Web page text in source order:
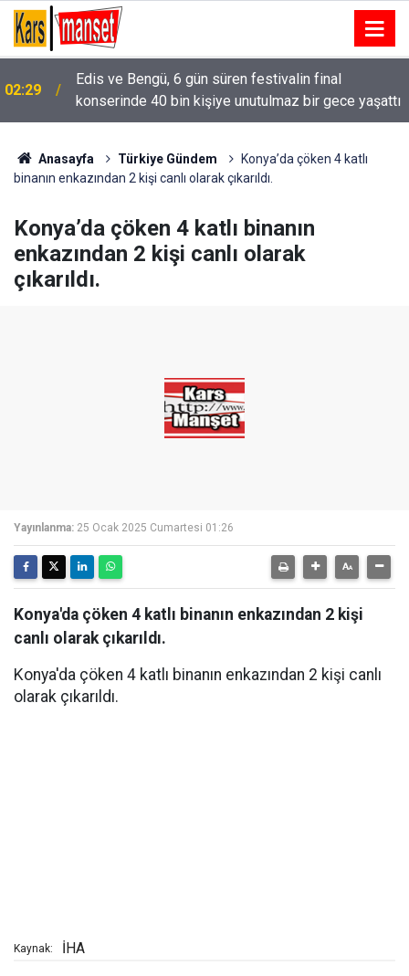
02:15
Alkolmetreyi üflemeyi reddeden sürücüye 350 bin
TL ceza
Anasayfa Türkiye Gündem
Konya’da çöken 4 katlı
binanın enkazından 2 kişi canlı olarak çıkarıldı.
Konya’da çöken 4 katlı binanın
enkazından 2 kişi canlı olarak
çıkarıldı.
Yayınlanma: 25 Ocak 2025 Cumartesi 01:26
Konya'da çöken 4 katlı binanın enkazından 2 kişi
canlı olarak çıkarıldı.
Konya'da çöken 4 katlı binanın enkazından 2 kişi canlı
olarak çıkarıldı.
Kaynak: İHA